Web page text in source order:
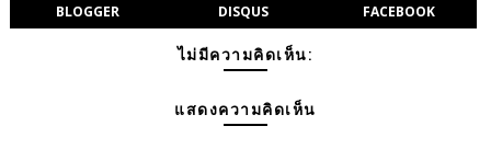
BLOGGER DISQUS FACEBOOK
ไม่มีความคิดเห็น:
แสดงความคิดเห็น